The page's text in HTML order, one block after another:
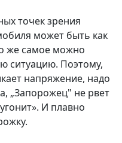
точек зрения
может быть как
же самое можно
ситуацию. Поэтому,
напряжение, надо
„Запорожец" не рвет
И плавно